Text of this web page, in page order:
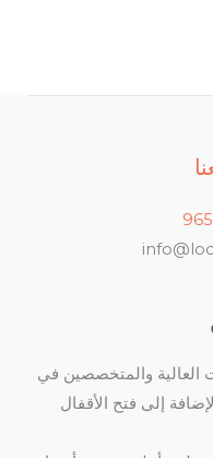
العالية والمتخصصين في
إلى فتح الأقفال​